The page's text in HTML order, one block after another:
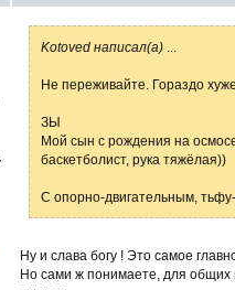
Kotoved написал(а)
Не переживайте. Гораздо
ЗЫ
Мой сын с рождения на
баскетболист, рука тяжёлая))
С опорно-двигательным,
Ну и слава богу ! Это самое
Но сами ж понимаете, для общих